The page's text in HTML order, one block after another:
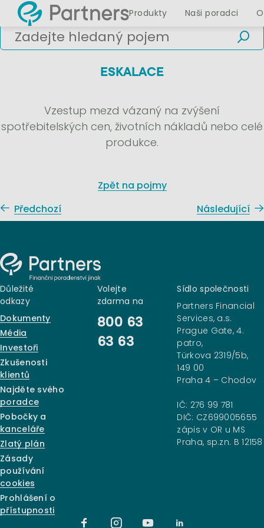
Produkty Naši poradci
ESKALACE
Vzestup mezd vázaný na zvýšení
spotřebitelských cen, životních nákladů nebo celé
produkce.
Zpět na pojmy
Předchozí
Následující
Důležité
odkazy
Dokumenty
Média
Investoři
Zkušenosti
klientů
Najděte svého
poradce
Pobočky a
kanceláře
Zlatý plán
Zásady
používání
cookies
Prohlášení o
přístupnosti
Volejte
zdarma na
800 63
63 63
Sídlo společnosti
Partners Financial
Services, a.s.
Prague Gate, 4.
patro,
Türkova 2319/5b,
149 00
Praha 4 – Chodov
IČ: 276 99 781
DIČ: CZ699005655
zápis v OR u MS
Praha, sp.zn. B 12158